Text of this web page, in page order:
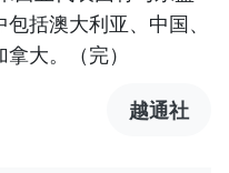
括澳大利亚、中国、
大。（完）
越通社